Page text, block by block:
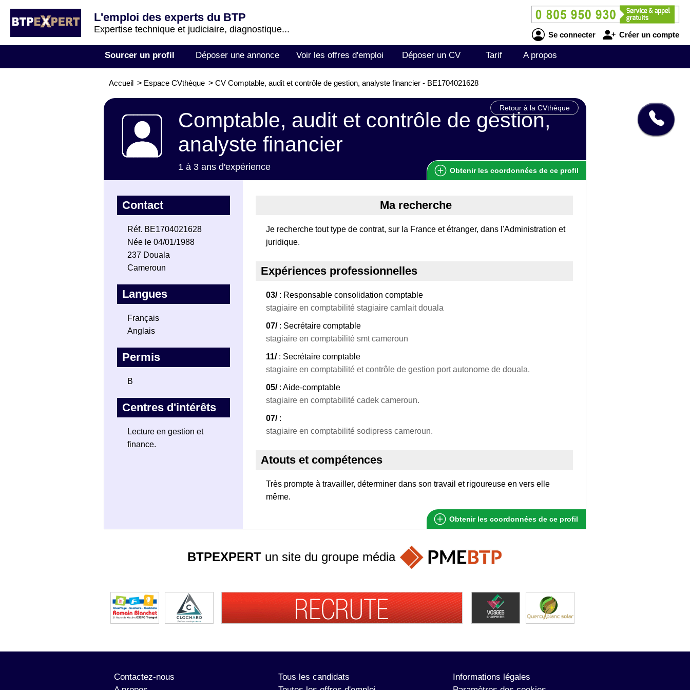
L'emploi des experts du BTP
Expertise technique et judiciaire, diagnostique...
Se connecter Créer un compte
Sourcer un profil Déposer une annonce Voir les offres d'emploi Déposer un CV Tarif A propos
Accueil > Espace CVthèque > CV Comptable, audit et contrôle de gestion, analyste financier - BE1704021628
Retour à la CVthèque
Comptable, audit et contrôle de gestion,
analyste financier
1 à 3 ans d'expérience Obtenir les coordonnées de ce profil
Contact
Réf. BE1704021628
Née le 04/01/1988
237 Douala
Cameroun
Langues
Français
Anglais
Permis
B
Centres d'intérêts
Lecture en gestion et
finance.
Ma recherche
Je recherche tout type de contrat, sur la France et étranger, dans l'Administration et
juridique.
Expériences professionnelles
03/: Responsable consolidation comptable
stagiaire en comptabilité stagiaire camlait douala
07/: Secrétaire comptable
stagiaire en comptabilité smt cameroun
11/: Secrétaire comptable
stagiaire en comptabilité et contrôle de gestion port autonome de douala.
05/: Aide-comptable
stagiaire en comptabilité cadek cameroun.
07/:
stagiaire en comptabilité sodipress cameroun.
Atouts et compétences
Très prompte à travailler, déterminer dans son travail et rigoureuse en vers elle
même.
Obtenir les coordonnées de ce profil
BTPEXPERTun site du groupe média
Contactez-nous
Tous les candidats
Informations légales